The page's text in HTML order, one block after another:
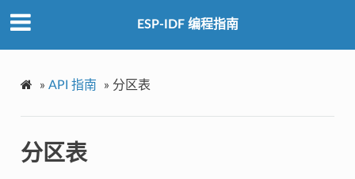
ESP-IDF 编程指南
» API 指南 » 分区表
分区表